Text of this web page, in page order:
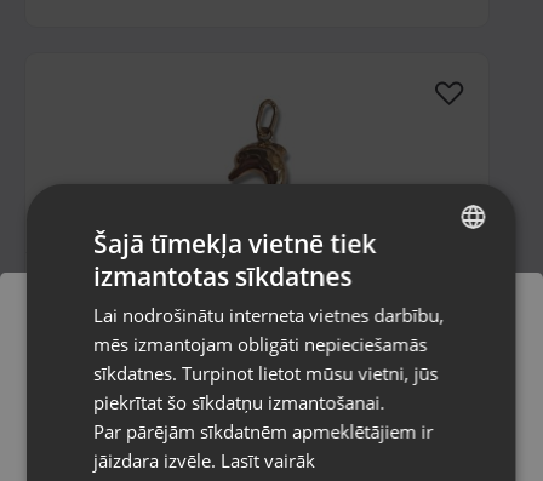
Zelta kulons
Kuldīga, Liepājas iela 9
Stāvoklis Restaurēts (Garantija 24 mēneši)
83.00€
/mēn.
Pasūtījumi tiks piegādāti uz
izvēlēto valsti
Vietnes saturs būs attēlots izvēlētajā
RUSSIAN
Šajā tīmekļa vietnē tiek
izmantotas sīkdatnes
Lai nodrošinātu interneta vietnes darbību,
mēs izmantojam obligāti nepieciešamās
sīkdatnes. Turpinot lietot mūsu vietni, jūs
piekrītat šo sīkdatņu izmantošanai.
Par pārējām sīkdatnēm apmeklētājiem ir
jāizdara izvēle. Lasīt vairāk